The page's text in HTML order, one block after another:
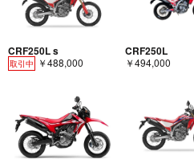
CRF250L s
取引中 ￥488,000
CRF250L
￥494,000